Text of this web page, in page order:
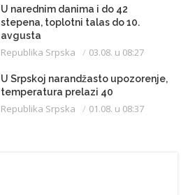
U narednim danima i do 42
stepena, toplotni talas do 10.
avgusta
Republika Srpska 03.08. u 08:27
U Srpskoj narandžasto upozorenje,
temperatura prelazi 40
Republika Srpska 01.08. u 08:37